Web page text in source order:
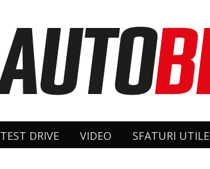
TEST DRIVE VIDEO SFATURI UTILE